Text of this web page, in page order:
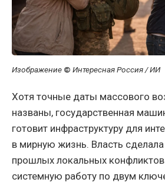
Изображение © Интересная Россия / ИИ
Хотя точные даты массового
названы, государственная
готовит инфраструктуру для
в мирную жизнь. Власть
прошлых локальных
системную работу по двум